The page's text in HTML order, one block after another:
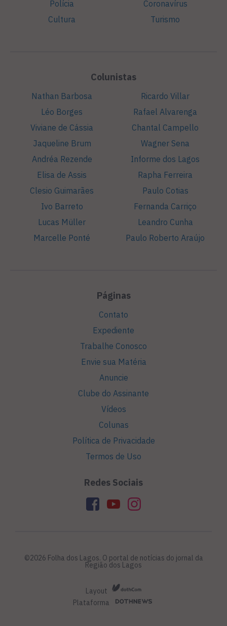
Polícia
Cultura
Coronavírus
Turismo
Colunistas
Nathan Barbosa
Léo Borges
Viviane de Cássia
Jaqueline Brum
Andréa Rezende
Elisa de Assis
Clesio Guimarães
Ivo Barreto
Lucas Müller
Marcelle Ponté
Ricardo Villar
Rafael Alvarenga
Chantal Campello
Wagner Sena
Informe dos Lagos
Rapha Ferreira
Paulo Cotias
Fernanda Carriço
Leandro Cunha
Paulo Roberto Araújo
Páginas
Contato
Expediente
Trabalhe Conosco
Envie sua Matéria
Anuncie
Clube do Assinante
Vídeos
Colunas
Política de Privacidade
Termos de Uso
Redes Sociais
©2026 Folha dos Lagos. O portal de notícias do jornal da
Região dos Lagos
Layout
Plataforma